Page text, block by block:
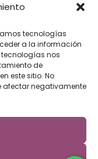
tecnologías
a la información
tecnologías nos
de
este sitio. No
afectar negativamente
Online
Moscatiello es una
mastectomia